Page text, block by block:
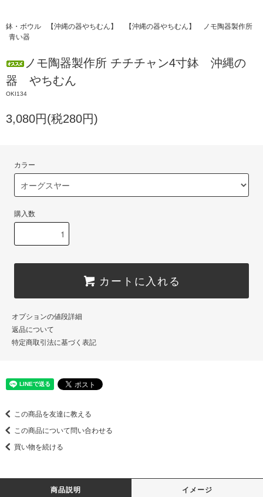
鉢・ボウル 【沖縄の器やちむん】 【沖縄の器やちむん】
ノモ陶器製作所
青い器
ノモ陶器製作所 チチチャン4寸鉢 沖縄の
器 やちむん
OKI134
3,080円(税280円)
カラー
購入数
カートに入れる
オプションの値段詳細
返品について
特定商取引法に基づく表記
この商品を友達に教える
この商品について問い合わせる
買い物を続ける
商品説明 イメージ